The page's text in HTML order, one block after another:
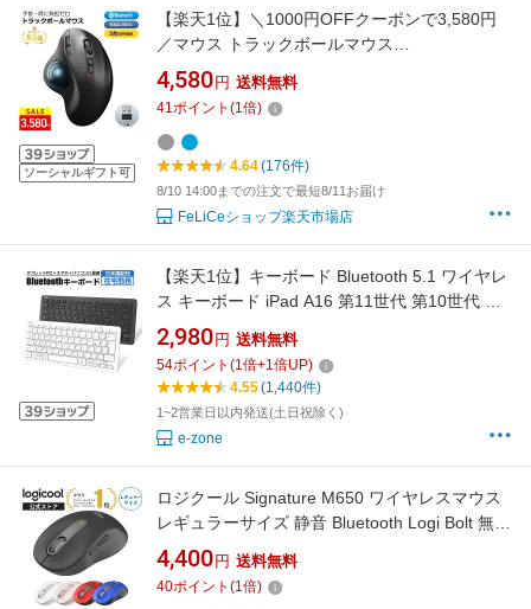
ソーシャルギフト可
【楽天1位】＼1000円OFFクーポンで3,580円
／マウス トラックボールマウス
【Bluetooth&USBレシーバー】マウス ワイヤレ
ス トラックボール 3台同時接続 無線 マウス
bluetooth ワイヤレスマウス 親指7ボタン 静音
ボタン 戻る/進むボタン 5段階DPI WindowsMac
オフィス
4,580 円 送料無料
41ポイント (1倍)
4.64(176件)
8/10 14:00までの注文で最短8/11お届け
FeLiCeショップ楽天市場店
【楽天1位】キーボード Bluetooth 5.1 ワイヤレ
ス キーボード iPad A16 第11世代 第10世代 第9
世代 キーボード 日本語配列 軽量 静音 小型 ス
リム コンパクト ブルートゥース iPad スマホ タ
ブレット パソコン Mac/iOS/Android/Windows
対応 最大3台ペアリング Ewin 送料無料
2,980 円 送料無料
54ポイント (1倍+1倍UP)
4.55(1,440件)
1~2営業日以内発送(土日祝除く)
e-zone
ロジクール Signature M650 ワイヤレスマウス
レギュラーサイズ 静音 Bluetooth Logi Bolt 無線
windows mac M650MGR M650MOW
M650MRO M650MBL M650MRD 国内正規品 2
年間無償保証
4,400 円 送料無料
40ポイント (1倍)